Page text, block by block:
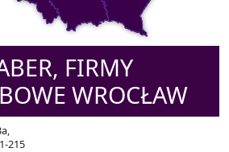
FIRMY
WROCŁAW
215